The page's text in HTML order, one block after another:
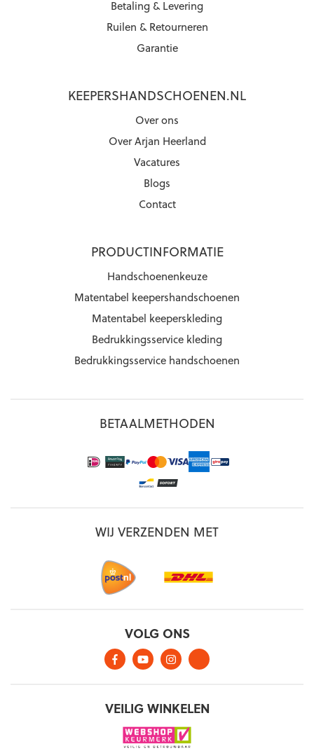
Betaling & Levering
Ruilen & Retourneren
Garantie
KEEPERSHANDSCHOENEN.NL
Over ons
Over Arjan Heerland
Vacatures
Blogs
Contact
PRODUCTINFORMATIE
Handschoenenkeuze
Matentabel keepershandschoenen
Matentabel keeperskleding
Bedrukkingsservice kleding
Bedrukkingsservice handschoenen
BETAALMETHODEN
WIJ VERZENDEN MET